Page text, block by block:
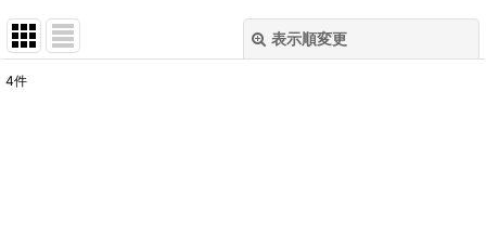
表示順変更
4件